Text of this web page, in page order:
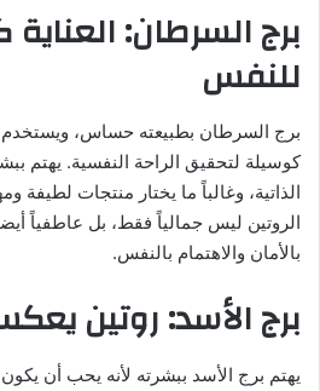
برج السرطان: العناية
للنفس
برج السرطان بطبيعته حساس، ويستخدم
كوسيلة لتحقيق الراحة النفسية. يهتم
الذاتية، وغالباً ما يختار منتجات لطيفة
الروتين ليس جمالياً فقط، بل عاطفياً
بالأمان والاهتمام بالنفس.
برج الأسد: روتين
يهتم برج الأسد ببشرته لأنه يحب أن